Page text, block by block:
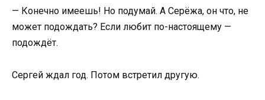
— Конечно имеешь! Но подумай. А Серёжа, он что, не
может подождать? Если любит по-настоящему —
подождёт.
Сергей ждал год. Потом встретил другую.